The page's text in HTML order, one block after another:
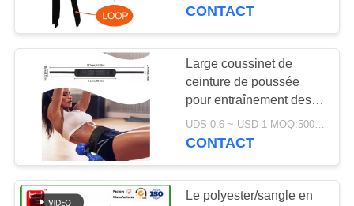
VISITE
DE
L'USINE
CONTRÔLE
LA
QUALITÉ
Crochet et bande
adhésifs de boucle
CONTACT
Large coussinet de
ceinture de poussée
pour entraînement des
hanches réglable de 2
pouces pour haltères,
UDS 0.6 ~ USD 1 MOQ:500 pièces
CONTACT
Le polyester/sangle en